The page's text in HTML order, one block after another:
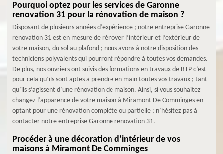
Pourquoi optez pour les services de Garonne
renovation 31 pour la rénovation de maison ?
Disposant de plusieurs années d’expérience ; notre entreprise Garonne
renovation 31 est en mesure de rénover l’intérieur et l’extérieur de
votre maison, du sol au plafond ; nous avons à notre disposition des
techniciens polyvalents qui pourront répondre à toutes vos demandes.
De plus, nos ouvriers ont suivis des formations en travaux de BTP c’est
pour cela qu’ils sont aptes à prendre en main toutes vos travaux ; tant
qu’ils s’agissent d’une rénovation de maison. Ainsi, si vous souhaitez
changez l’apparence de votre maison à Miramont De Comminges en
optant pour une rénovation complète ou partielle ; n’hésitez pas à
contacter notre entreprise Garonne renovation 31.
Procéder à une décoration d’intérieur de vos
maisons à Miramont De Comminges